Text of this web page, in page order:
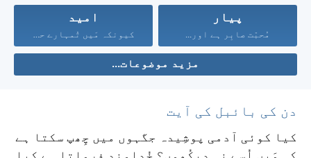
پیار
مُحبّت صابِر ہے اور...
امید
کیونکہ مَیں تُمہارے حق...
مزید موضوعات...
دن کی بائبل کی آیت
کیا کوئی آدمی پوشِیدہ جگہوں میں چِھپ سکتا ہے